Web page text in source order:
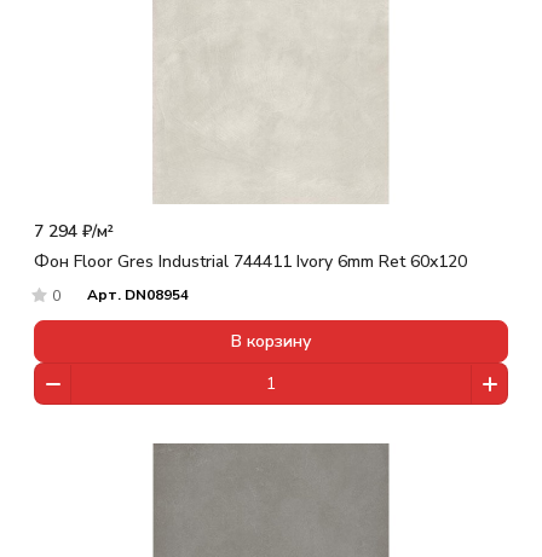
7 294 ₽/м²
Фон Floor Gres Industrial 744411 Ivory 6mm Ret 60x120
0 Арт. DN08954
В корзину